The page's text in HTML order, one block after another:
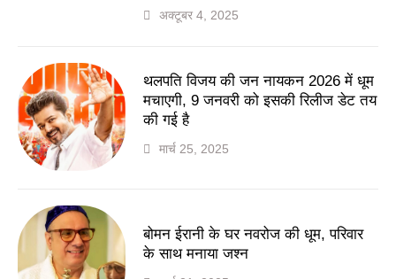
अक्टूबर 4, 2025
थलपति विजय की जन नायकन 2026 में धूम
मचाएगी, 9 जनवरी को इसकी रिलीज डेट तय
की गई है
मार्च 25, 2025
बोमन ईरानी के घर नवरोज की धूम, परिवार
के साथ मनाया जश्न